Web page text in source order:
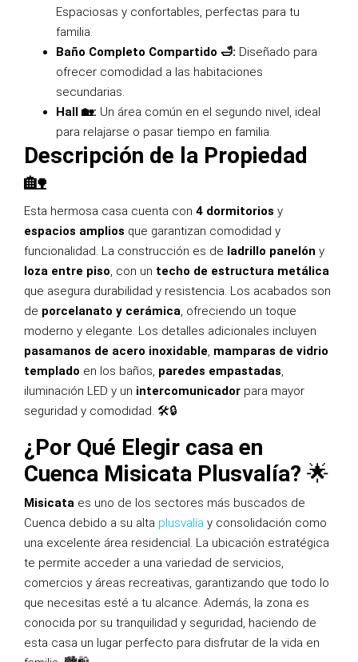
Espaciosas y confortables, perfectas para tu
familia.
Baño Completo Compartido 🛁: Diseñado para
ofrecer comodidad a las habitaciones
secundarias.
Hall 🏡: Un área común en el segundo nivel, ideal
para relajarse o pasar tiempo en familia.
Descripción de la Propiedad
🏡
Esta hermosa casa cuenta con 4 dormitorios y
espacios amplios que garantizan comodidad y
funcionalidad. La construcción es de ladrillo panelón y
loza entre piso, con un techo de estructura metálica
que asegura durabilidad y resistencia. Los acabados son
de porcelanato y cerámica, ofreciendo un toque
moderno y elegante. Los detalles adicionales incluyen
pasamanos de acero inoxidable, mamparas de vidrio
templado en los baños, paredes empastadas,
iluminación LED y un intercomunicador para mayor
seguridad y comodidad. 🛠️🔒
¿Por Qué Elegir casa en
Cuenca Misicata Plusvalía? 🌟
Misicata es uno de los sectores más buscados de
Cuenca debido a su alta plusvalía y consolidación como
una excelente área residencial. La ubicación estratégica
te permite acceder a una variedad de servicios,
comercios y áreas recreativas, garantizando que todo lo
que necesitas esté a tu alcance. Además, la zona es
conocida por su tranquilidad y seguridad, haciendo de
esta casa un lugar perfecto para disfrutar de la vida en